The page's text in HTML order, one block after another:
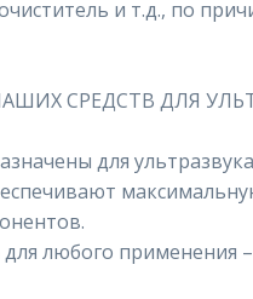
и т.д., по
СРЕДСТВ ДЛЯ
для
любого применения